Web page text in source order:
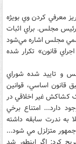
معرفي کردن وي بويژه
رئيس مجلس. براي اثبات
مجلس اشاره مي‌شود
قانون» تکرار شده
و تاييد شده شوراي
قانون اساسي، قوانين
کشاکش غير اخلاقي در
دارد... امتناع برخي
به ندرت سابقه داشته
متزلزل مي شود...